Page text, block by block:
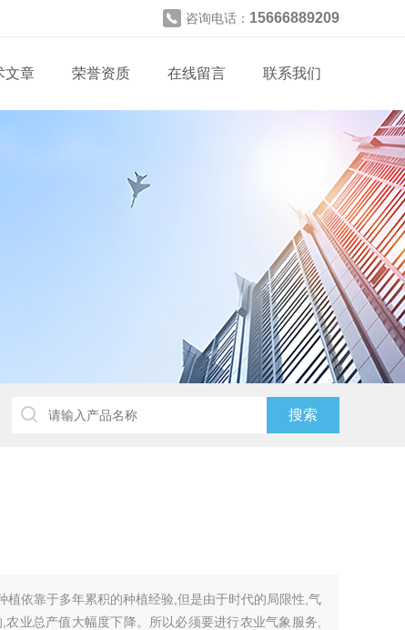
咨询电话： 15666889209
文章 荣誉资质 在线留言 联系我们
植依靠于多年累积的种植经验,但是由于时代的局限性,气
业总产值大幅度下降。所以必须要进行农业气象服务,